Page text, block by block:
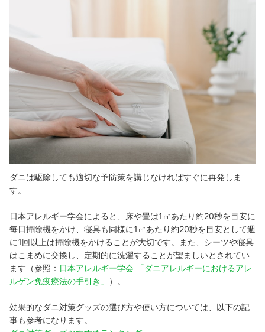
ダニは駆除しても適切な予防策を講じなければすぐに再発しま
す。
日本アレルギー学会によると、床や畳は1㎡あたり約20秒を目安に
毎日掃除機をかけ、寝具も同様に1㎡あたり約20秒を目安として週
に1回以上は掃除機をかけることが大切です。また、シーツや寝具
はこまめに交換し、定期的に洗濯することが望ましいとされてい
ます（参照： 日本アレルギー学会 「ダニアレルギーにおけるアレ
ルゲン免疫療法の手引き」 ）。
効果的なダニ対策グッズの選び方や使い方については、以下の記
事も参考になります。